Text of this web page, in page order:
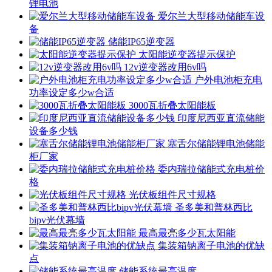
锂电池
爱尔兰大型移动储能车设
备
储能IP65逆变器
太阳能逆变器提示保护
12v逆变器改用6v吗
户外电池柜充电
功率设定多少w合适
3000瓦折叠太阳能板
印度尼西亚直流储能
设备多少钱
塞舌尔储能锂电池储能
柜厂家
委内瑞拉储能式充电桩价
格
光伏板组件尺寸规格
圣多美和普林西比
bipv光伏幕墙
最高最亮多少瓦太阳能
集装箱钠离子电池的优缺
点